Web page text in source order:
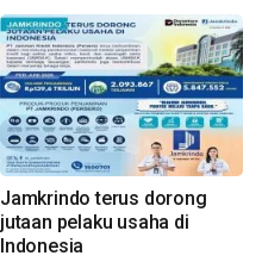
Jamkrindo terus dorong
jutaan pelaku usaha di
Indonesia